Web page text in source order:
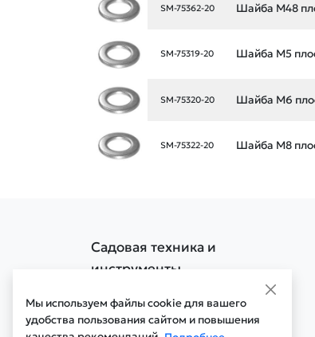
SM-75362-20 Шайба М48
SM-75319-20 Шайба М5
SM-75320-20 Шайба М6
SM-75322-20 Шайба М8
Мы используем файлы cookie для вашего
удобства пользования сайтом и повышения
Садовая техника и
инструменты
Политика обработки cookie